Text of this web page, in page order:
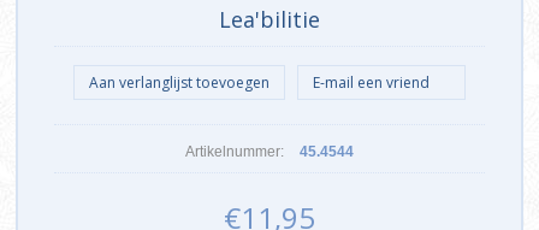
Lea'bilitie
Artikelnummer: 45.4544
€11,95